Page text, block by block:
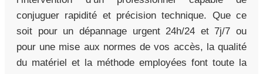
conjuguer rapidité et précision technique. Que ce
soit pour un dépannage urgent 24h/24 et 7j/7 ou
pour une mise aux normes de vos accès, la qualité
du matériel et la méthode employées font toute la